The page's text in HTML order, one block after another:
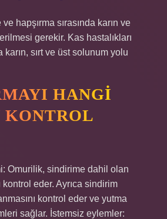
hapşırma sırasında karın ve
gerekir. Kas hastalıkları
sırt ve üst solunum yolu
HANGI
KONTROL
Omurilik, sindirime dahil olan
kontrol eder. Ayrıca sindirim
kontrol eder ve yutma
sağlar. İstemsiz eylemler: